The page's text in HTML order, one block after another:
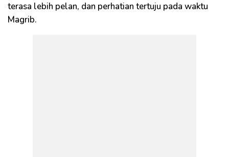
terasa lebih pelan, dan perhatian tertuju pada waktu
Magrib.